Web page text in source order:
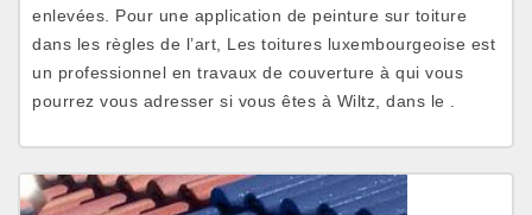
enlevées. Pour une application de peinture sur toiture
dans les règles de l’art, Les toitures luxembourgeoise est
un professionnel en travaux de couverture à qui vous
pourrez vous adresser si vous êtes à Wiltz, dans le .